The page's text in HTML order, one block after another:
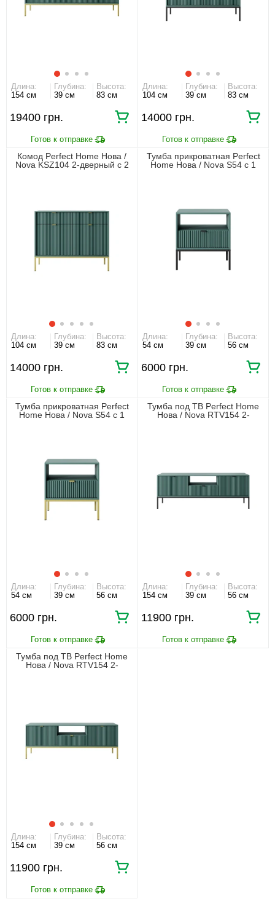
Длина:
154 см
Глубина:
39 см
Высота:
83 см
19400 грн.
Длина:
104 см
Глубина:
39 см
Высота:
83 см
14000 грн.
Комод Perfect Home Нова /
Nova KSZ104 2-дверный с 2
Длина:
104 см
Глубина:
39 см
Высота:
83 см
14000 грн.
Тумба прикроватная Perfect
Home Нова / Nova S54 с 1
Длина:
54 см
Глубина:
39 см
Высота:
56 см
6000 грн.
Тумба прикроватная Perfect
Home Нова / Nova S54 с 1
Длина:
54 см
Глубина:
39 см
Высота:
56 см
6000 грн.
Тумба под ТВ Perfect Home
Нова / Nova RTV154 2-
Длина:
154 см
Глубина:
39 см
Высота:
56 см
11900 грн.
Тумба под ТВ Perfect Home
Нова / Nova RTV154 2-
Длина:
154 см
Глубина:
39 см
Высота:
56 см
11900 грн.